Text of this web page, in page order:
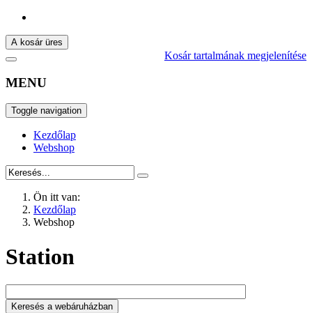
A kosár üres
Kosár tartalmának megjelenítése
MENU
Toggle navigation
Kezdőlap
Webshop
Ön itt van:
Kezdőlap
Webshop
Station